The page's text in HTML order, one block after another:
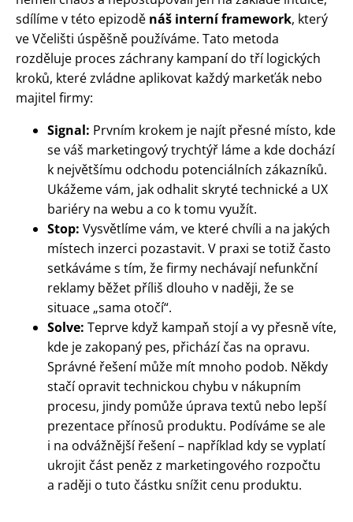
sdílíme v této epizodě náš interní framework, který
ve Včelišti úspěšně používáme. Tato metoda
rozděluje proces záchrany kampaní do tří logických
kroků, které zvládne aplikovat každý markeťák nebo
majitel firmy:
Signal: Prvním krokem je najít přesné místo, kde
se váš marketingový trychtýř láme a kde dochází
k největšímu odchodu potenciálních zákazníků.
Ukážeme vám, jak odhalit skryté technické a UX
bariéry na webu a co k tomu využít.
Stop: Vysvětlíme vám, ve které chvíli a na jakých
místech inzerci pozastavit. V praxi se totiž často
setkáváme s tím, že firmy nechávají nefunkční
reklamy běžet příliš dlouho v naději, že se
situace „sama otočí“.
Solve: Teprve když kampaň stojí a vy přesně víte,
kde je zakopaný pes, přichází čas na opravu.
Správné řešení může mít mnoho podob. Někdy
stačí opravit technickou chybu v nákupním
procesu, jindy pomůže úprava textů nebo lepší
prezentace přínosů produktu. Podíváme se ale
i na odvážnější řešení – například kdy se vyplatí
ukrojit část peněz z marketingového rozpočtu
a raději o tuto částku snížit cenu produktu.